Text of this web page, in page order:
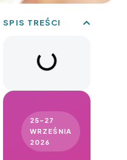
SPIS TREŚCI
25–27
WRZEŚNIA
2026